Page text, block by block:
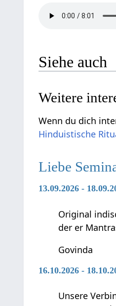
Siehe auch
Weitere
Wenn du dich
Hinduistische
Liebe
13.09.2026 -
Original
der er
Govinda
16.10.2026 -
Unsere